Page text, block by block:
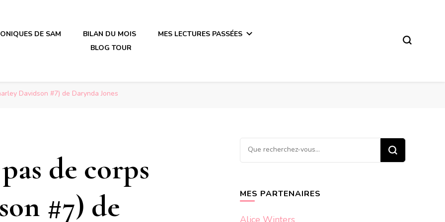
en plastique
DE SAM BILAN DU MOIS
MES LECTURES PASSÉES
BLOG TOUR
Davidson #7) de Darynda Jones
de corps
#7) de
Vous
recherchiez
MES PARTENAIRES